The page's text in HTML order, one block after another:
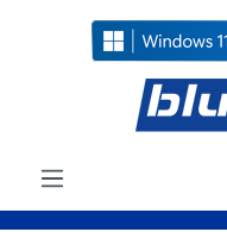
springen